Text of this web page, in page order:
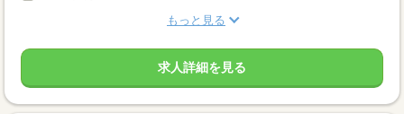
もっと見る
求人詳細を見る